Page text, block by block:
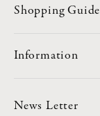
Shopping Guide
Information
News Letter